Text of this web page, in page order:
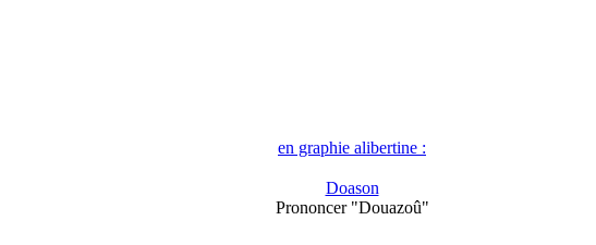
en graphie alibertine :
Doason
Prononcer "Douazoû"